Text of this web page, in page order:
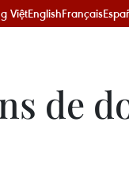
ViệtEnglishFrançais
de